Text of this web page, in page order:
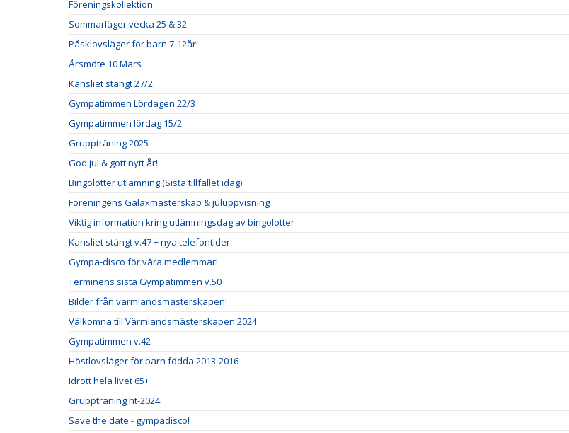
Föreningskollektion
Sommarläger vecka 25 & 32
Påsklovsläger för barn 7-12år!
Årsmöte 10 Mars
Kansliet stängt 27/2
Gympatimmen Lördagen 22/3
Gympatimmen lördag 15/2
Gruppträning 2025
God jul & gott nytt år!
Bingolotter utlämning (Sista tillfället idag)
Föreningens Galaxmästerskap & juluppvisning
Viktig information kring utlämningsdag av bingolotter
Kansliet stängt v.47 + nya telefontider
Gympa-disco för våra medlemmar!
Terminens sista Gympatimmen v.50
Bilder från värmlandsmästerskapen!
Välkomna till Värmlandsmästerskapen 2024
Gympatimmen v.42
Höstlovsläger för barn födda 2013-2016
Idrott hela livet 65+
Gruppträning ht-2024
Save the date - gympadisco!